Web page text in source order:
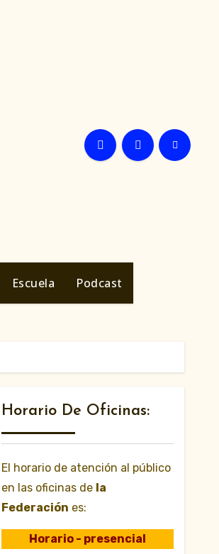
Escuela Podcast
Horario De Oficinas:
El horario de atención al público
en las oficinas de la
Federación es:
Horario - presencial